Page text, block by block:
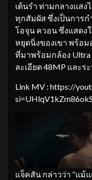
เต้นรำ ท่ามกลางแส
ทุกสัมผัส ซึ่งเป็นการก
โอจุน ควอน ซึ่งแสดง
หยุดนิ่งของเขา พร้อม
ที่มาพร้อมกล้อง Ultra
ละเอียด 48MP และ
Link MV : https://
แจ็คสัน กล่าวว่า “แม้